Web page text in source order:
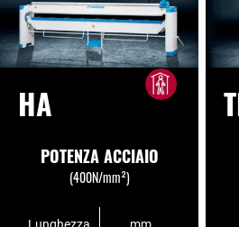
HA
POTENZA ACCIAIO
(400N/mm²)